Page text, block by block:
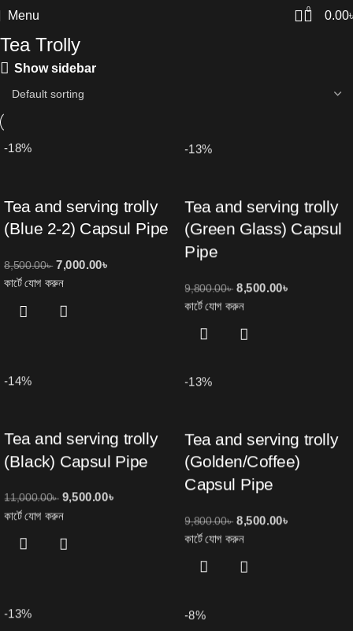
Menu 0 0.00
Tea Trolly
Show sidebar
-18%
Tea and serving trolly
(Blue 2-2) Capsul Pipe
8,500.00৳ 7,000.00৳
কার্টে যোগ করুন
-13%
Tea and serving trolly
(Green Glass) Capsul
Pipe
9,800.00৳ 8,500.00৳
কার্টে যোগ করুন
-14%
Tea and serving trolly
(Black) Capsul Pipe
11,000.00৳ 9,500.00৳
কার্টে যোগ করুন
-13%
Tea and serving trolly
(Golden/Coffee)
Capsul Pipe
9,800.00৳ 8,500.00৳
কার্টে যোগ করুন
-13% -8%